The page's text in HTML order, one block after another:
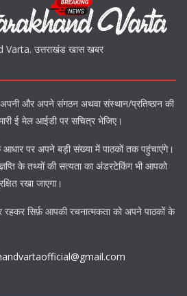
Varta. उत्तराखंड खास खबर
और अपने संगठन अथवा संस्थान/प्रतिष्ठान की
ई मेल आईडी पर सचित्र भेजिए।
पर अपने बड़ी संख्या में पाठकों तक पहुंचाएंगे।
के तथ्यों की सत्यता का अंडरटेकिंग भी आपको
रखा जाएगा।
रहकर सिर्फ़ आपकी रचनात्मकता को अपने पाठकों के